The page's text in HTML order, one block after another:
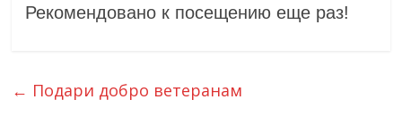
Рекомендовано к посещению еще раз!
← Подари добро ветеранам